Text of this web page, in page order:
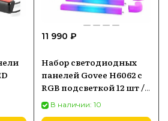
11 990 ₽
Набор светодиодных
панелей Govee H6062 с
RGB подсветкой 12 шт /
Wi-Fi / пульт ду
В наличии: 10